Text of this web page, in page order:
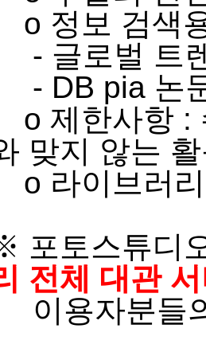
o​ 정보 검색
- 글로벌 트
- DB pia 논
o 제한사항 :
맞지 않는
o 라이브러리
포토스튜디
전체 대관
이용자분들